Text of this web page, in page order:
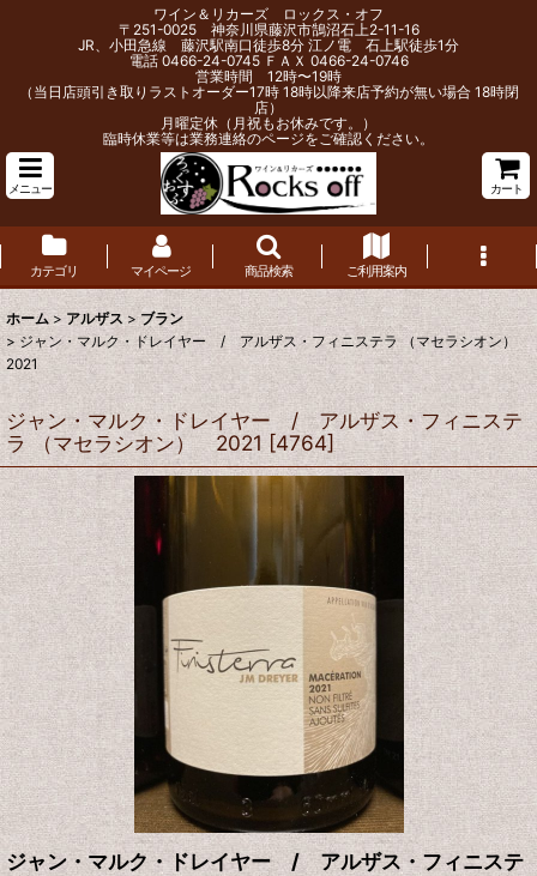
ワイン＆リカーズ ロックス・オフ
〒251-0025 神奈川県藤沢市鵠沼石上2-11-16
JR、小田急線 藤沢駅南口徒歩8分 江ノ電 石上駅徒歩1分
電話 0466-24-0745 ＦＡＸ 0466-24-0746
営業時間 12時〜19時
（当日店頭引き取りラストオーダー17時 18時以降来店予約が無い場合 18時閉
店）
月曜定休（月祝もお休みです。）
臨時休業等は業務連絡のページをご確認ください。
メニュー カート
カテゴリ マイページ 商品検索 ご利用案内
ホーム > アルザス > ブラン
> ジャン・マルク・ドレイヤー / アルザス・フィニステラ （マセラシオン）
2021
ジャン・マルク・ドレイヤー / アルザス・フィニステ
ラ （マセラシオン） 2021 [4764]
ジャン・マルク・ドレイヤー / アルザス・フィニステ